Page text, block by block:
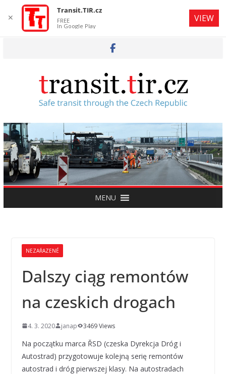
MENU
NEZAŘAZENÉ
Dalszy ciąg remontów
na czeskich drogach
4. 3. 2020 janap 3469 Views
Na początku marca ŘSD (czeska Dyrekcja Dróg i
Autostrad) przygotowuje kolejną serię remontów
autostrad i dróg pierwszej klasy. Na autostradach
✕
Transit.TIR.cz
FREE
In Google Play
VIEW